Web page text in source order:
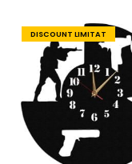
DISCOUNT LIMITAT